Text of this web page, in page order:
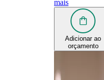
mais
Adicionar ao
orçamento